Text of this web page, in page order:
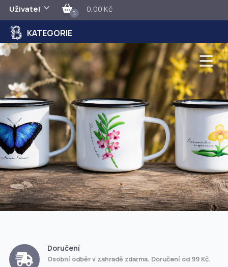
Uživatel 0 0,00 Kč
KATEGORIE
Doručení
Osobní odběr v zahradě zdarma. Doručení od 99 Kč.